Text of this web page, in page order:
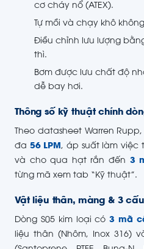
cơ cháy nổ (ATEX).
Tự mồi và chạy khô
Điều chỉnh lưu lượng
thì.
Bơm được lưu chất độ
dễ bay hơi.
Thông số kỹ thuật chính
Theo datasheet Warren
đa 56 LPM, áp suất làm việc
và cho qua hạt rắn đến 3
từng mã xem tab “Kỹ thuật”.
Vật liệu thân, màng & 3
Dòng S05 kim loại có3 mã
liệu thân (Nhôm, Inox 316)